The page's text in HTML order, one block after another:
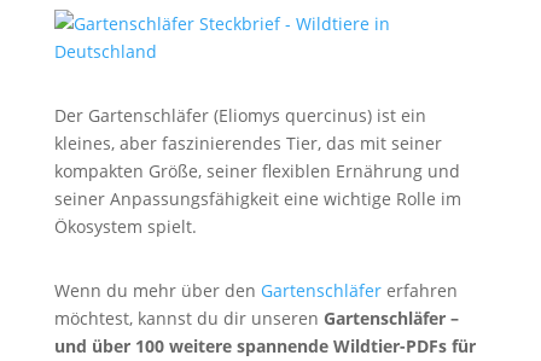
Der Gartenschläfer (Eliomys quercinus) ist ein
kleines, aber faszinierendes Tier, das mit seiner
kompakten Größe, seiner flexiblen Ernährung und
seiner Anpassungsfähigkeit eine wichtige Rolle im
Ökosystem spielt.
Wenn du mehr über den Gartenschläfererfahren
möchtest, kannst du dir unseren Gartenschläfer –
und über 100 weitere spannende Wildtier-PDFs für